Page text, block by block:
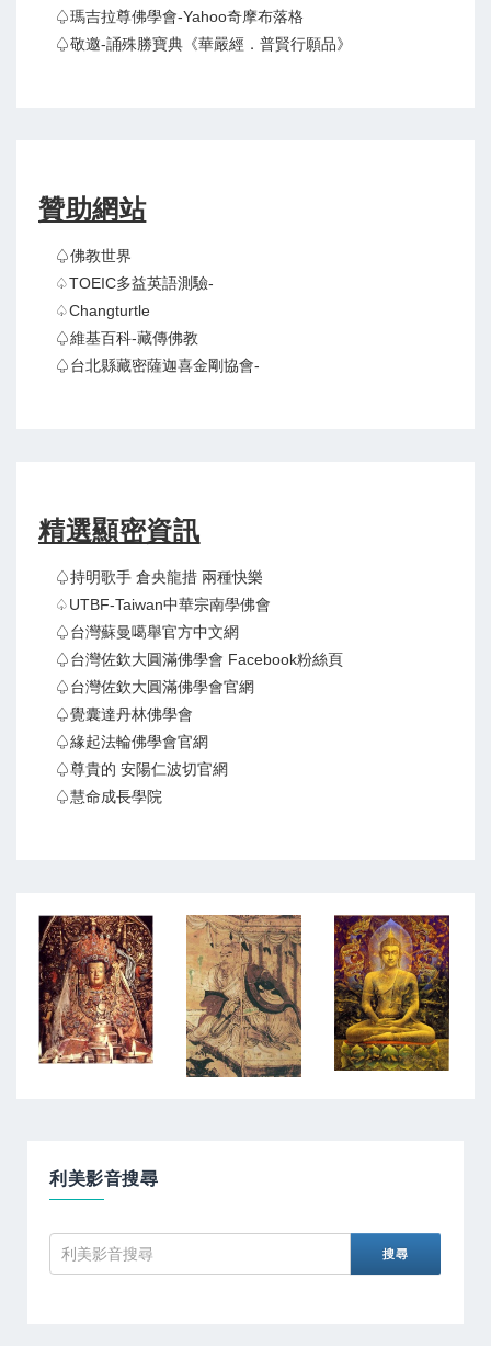
♤瑪吉拉尊佛學會-Yahoo奇摩布落格
♤敬邀-誦殊勝寶典《華嚴經．普賢行願品》
贊助網站
♤佛教世界
♤TOEIC多益英語測驗-
♤Changturtle
♤維基百科-藏傳佛教
♤台北縣藏密薩迦喜金剛協會-
精選顯密資訊
♤持明歌手 倉央龍措 兩種快樂
♤UTBF-Taiwan中華宗南學佛會
♤台灣蘇曼噶舉官方中文網
♤台灣佐欽大圓滿佛學會 Facebook粉絲頁
♤台灣佐欽大圓滿佛學會官網
♤覺囊達丹林佛學會
♤緣起法輪佛學會官網
♤尊貴的 安陽仁波切官網
♤慧命成長學院
利美影音搜尋